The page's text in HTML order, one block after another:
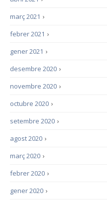
›
març 2021
›
febrer 2021
›
gener 2021
›
desembre 2020
›
novembre 2020
›
octubre 2020
›
setembre 2020
›
agost 2020
›
març 2020
›
febrer 2020
›
gener 2020